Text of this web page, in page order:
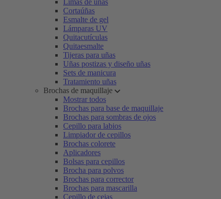
Limas de uñas
Cortaúñas
Esmalte de gel
Lámparas UV
Quitacutículas
Quitaesmalte
Tijeras para uñas
Uñas postizas y diseño uñas
Sets de manicura
Tratamiento uñas
Brochas de maquillaje
Mostrar todos
Brochas para base de maquillaje
Brochas para sombras de ojos
Cepillo para labios
Limpiador de cepillos
Brochas colorete
Aplicadores
Bolsas para cepillos
Brocha para polvos
Brochas para corrector
Brochas para mascarilla
Cepillo de cejas